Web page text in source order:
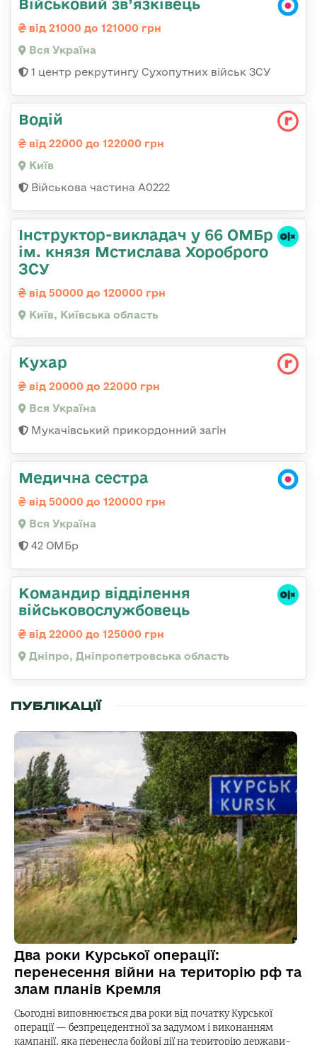
Військовий зв’язківець
від 21000 до 121000 грн
Вся Україна
1 центр рекрутингу Сухопутних військ ЗСУ
Водій
від 22000 до 122000 грн
Київ
Військова частина А0222
Інструктор-викладач у 66 ОМБр
ім. князя Мстислава Хороброго
ЗСУ
від 50000 до 120000 грн
Київ, Київська область
Кухар
від 20000 до 22000 грн
Вся Україна
Мукачівський прикордонний загін
Медична сестра
від 50000 до 120000 грн
Вся Україна
42 ОМБр
Командир відділення
військовослужбовець
від 22000 до 125000 грн
Дніпро, Дніпропетровська область
ПУБЛІКАЦІЇ
Два роки Курської операції:
перенесення війни на територію рф та
злам планів Кремля
Сьогодні виповнюється два роки від початку Курської
операції — безпрецедентної за задумом і виконанням
кампанії, яка перенесла бойові дії на територію держави-